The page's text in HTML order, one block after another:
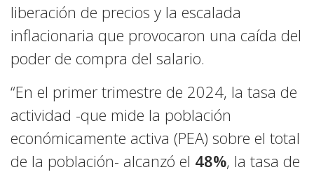
liberación de precios y la escalada
inflacionaria que provocaron una caída del
poder de compra del salario.
“En el primer trimestre de 2024, la tasa de
actividad -que mide la población
económicamente activa (PEA) sobre el total
de la población- alcanzó el 48%, la tasa de